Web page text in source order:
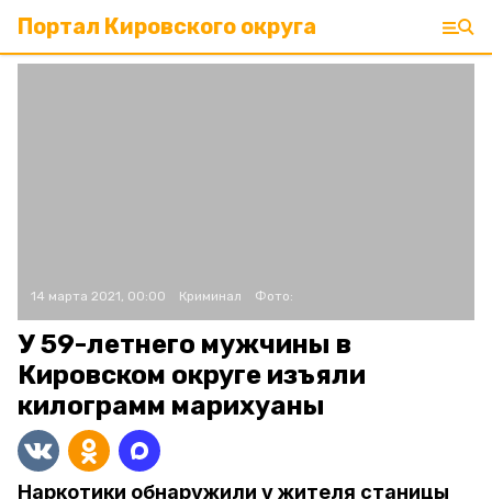
Портал Кировского округа
14 марта 2021, 00:00 Криминал Фото:
У 59-летнего мужчины в
Кировском округе изъяли
килограмм марихуаны
Наркотики обнаружили у жителя станицы